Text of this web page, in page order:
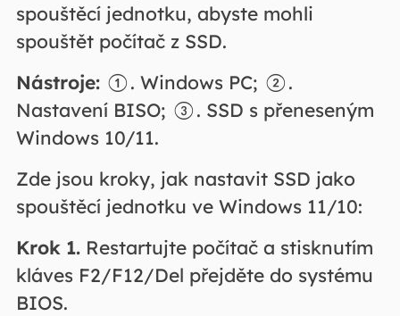
spouštěcí jednotku, abyste mohli
spouštět počítač z SSD.
Nástroje:①. Windows PC; ②.
Nastavení BISO; ③. SSD s přeneseným
Windows 10/11.
Zde jsou kroky, jak nastavit SSD jako
spouštěcí jednotku ve Windows 11/10:
Krok 1.Restartujte počítač a stisknutím
kláves F2/F12/Del přejděte do systému
BIOS.